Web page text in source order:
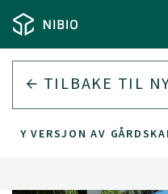
TILBAKE TIL
NY VERSJON AV